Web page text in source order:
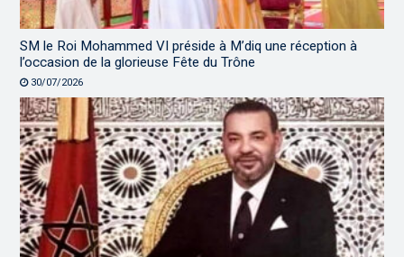
SM le Roi Mohammed VI préside à M’diq une réception à
l’occasion de la glorieuse Fête du Trône
30/07/2026